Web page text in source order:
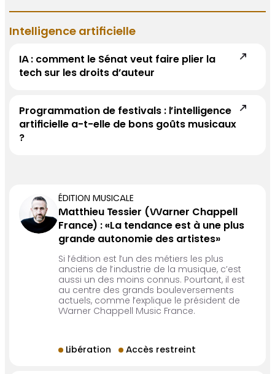
Intelligence artificielle
IA : comment le Sénat veut faire plier la
tech sur les droits d’auteur
Programmation de festivals : l’intelligence
artificielle a-t-elle de bons goûts musicaux
?
ÉDITION MUSICALE
Matthieu Tessier (Warner Chappell
France) : «La tendance est à une plus
grande autonomie des artistes»
Si l’édition est l’un des métiers les plus
anciens de l’industrie de la musique, c’est
aussi un des moins connus. Pourtant, il est
au centre des grands bouleversements
actuels, comme l’explique le président de
Warner Chappell Music France.
Libération Accès restreint